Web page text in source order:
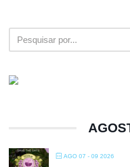
AGO 07 - 09 2026